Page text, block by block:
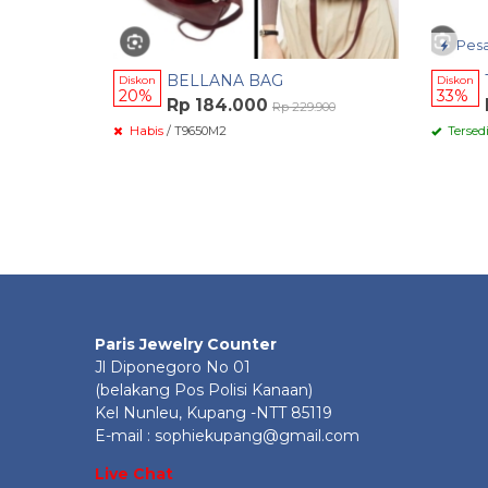
Diskon
20%
BELLANA BAG
Rp 184.000 Rp 229.900
Habis / T9650M2
Diskon
33%
Paris Jewelry Counter
Jl Diponegoro No 01
(belakang Pos Polisi Kanaan)
Kel Nunleu, Kupang -NTT 85119
E-mail : sophiekupang@gmail.com
Live Chat